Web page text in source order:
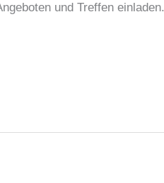
und Treffen einladen.